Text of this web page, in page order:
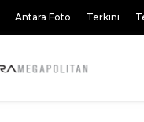
Antara Foto Terkini